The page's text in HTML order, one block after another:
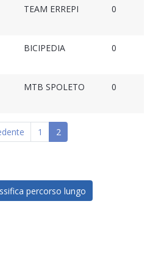
TEAM ERREPI 0
BICIPEDIA 0
MTB SPOLETO 0
1 2
percorso lungo